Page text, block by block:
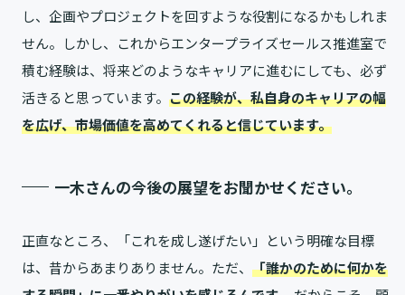
し、企画やプロジェクトを回すような役割になるかもしれま
せん。しかし、これからエンタープライズセールス推進室で
積む経験は、将来どのようなキャリアに進むにしても、必ず
活きると思っています。 この経験が、私自身のキャリアの幅
を広げ、市場価値を高めてくれると信じています。
一木さんの今後の展望をお聞かせください。
正直なところ、「これを成し遂げたい」という明確な目標
は、昔からあまりありません。ただ、 「誰かのために何かを